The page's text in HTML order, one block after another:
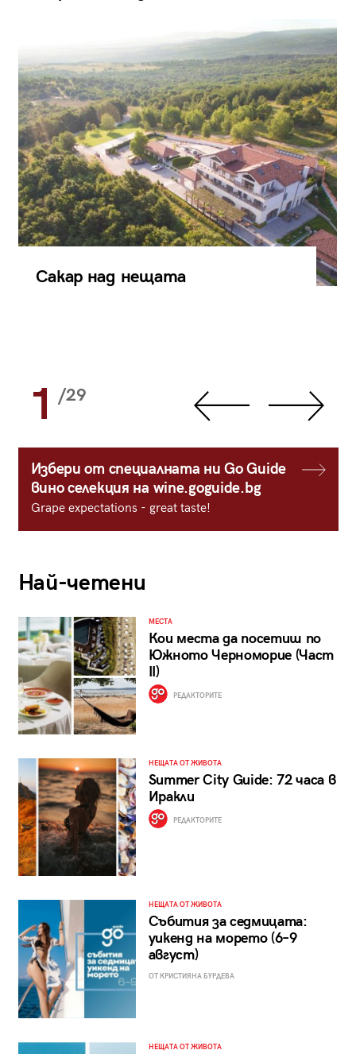
Сакар над нещата
1 /29
Избери от специалната ни Go Guide
вино селекция на wine.goguide.bg
Grape expectations - great taste!
Най-четени
МЕСТА
Кои места да посетиш по
Южното Черноморие (Част
II)
РЕДАКТОРИТЕ
НЕЩАТА ОТ ЖИВОТА
Summer City Guide: 72 часа в
Иракли
РЕДАКТОРИТЕ
НЕЩАТА ОТ ЖИВОТА
Събития за седмицата:
уикенд на морето (6–9
август)
ОТ КРИСТИЯНА БУРДЕВА
НЕЩАТА ОТ ЖИВОТА